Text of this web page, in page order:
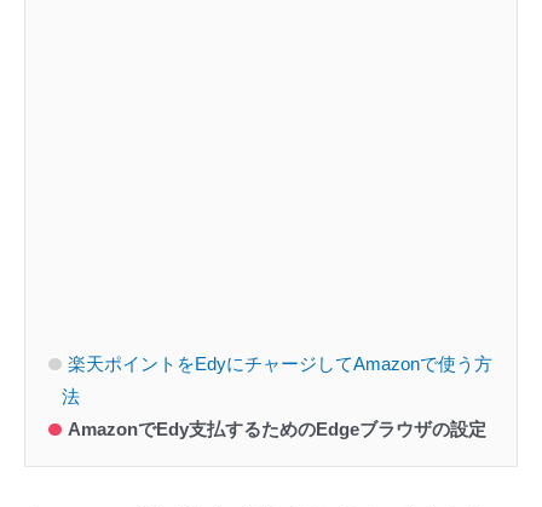
楽天ポイントをEdyにチャージしてAmazonで使う方
法
AmazonでEdy支払するためのEdgeブラウザの設定